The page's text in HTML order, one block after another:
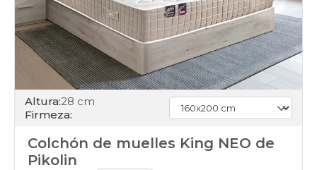
Altura:28 cm
Firmeza:
Colchón de muelles King NEO de
Pikolin